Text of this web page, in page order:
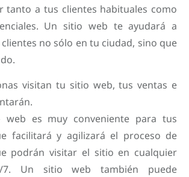
tanto a tus clientes habituales como
Un sitio web te ayudará a
no sólo en tu ciudad, sino que
visitan tu sitio web, tus ventas e
web es muy conveniente para tus
facilitará y agilizará el proceso de
podrán visitar el sitio en cualquier
7. Un sitio web también puede